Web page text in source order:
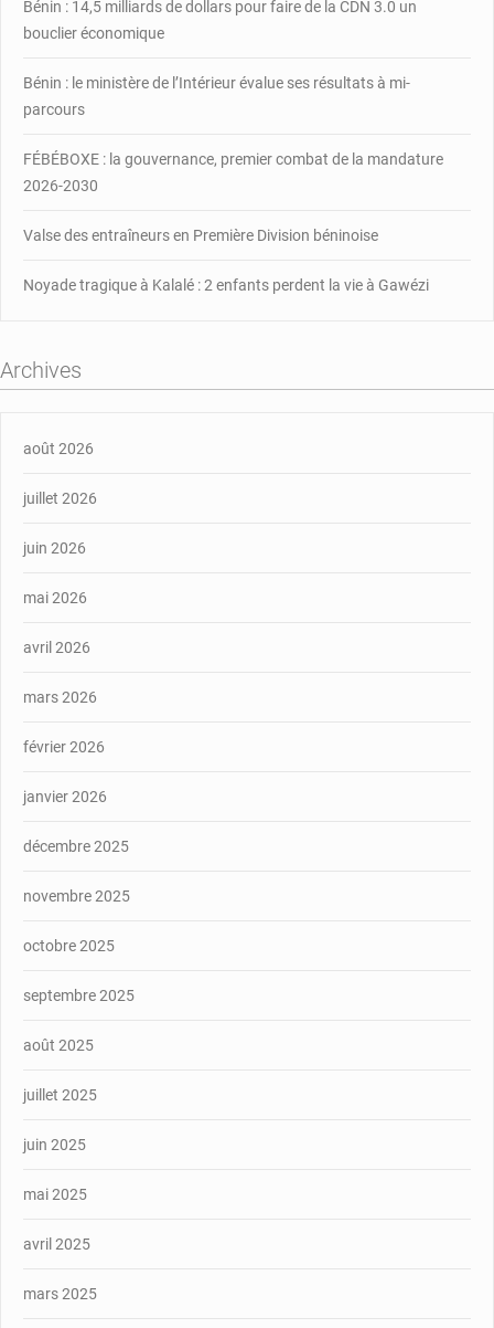
Bénin : 14,5 milliards de dollars pour faire de la CDN 3.0 un
bouclier économique
Bénin : le ministère de l’Intérieur évalue ses résultats à mi-
parcours
FÉBÉBOXE : la gouvernance, premier combat de la mandature
2026-2030
Valse des entraîneurs en Première Division béninoise
Noyade tragique à Kalalé : 2 enfants perdent la vie à Gawézi
Archives
août 2026
juillet 2026
juin 2026
mai 2026
avril 2026
mars 2026
février 2026
janvier 2026
décembre 2025
novembre 2025
octobre 2025
septembre 2025
août 2025
juillet 2025
juin 2025
mai 2025
avril 2025
mars 2025